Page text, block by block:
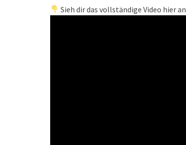
Sieh dir das vollständige Video hier an